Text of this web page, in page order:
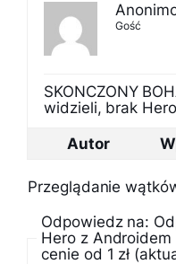
Gość
SKONCZONY
widzieli, brak
Autor
Przeglądanie
Odpowiedz na:
Hero z
cenie od 1 zł